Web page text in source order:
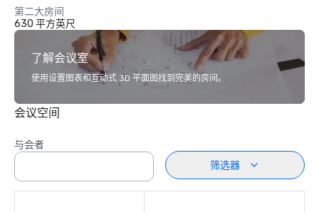
第二大房间
630 平方英尺
了解会议室
使用设置图表和互动式 3D 平面图找到完美的房间。
会议空间
与会者
筛选器